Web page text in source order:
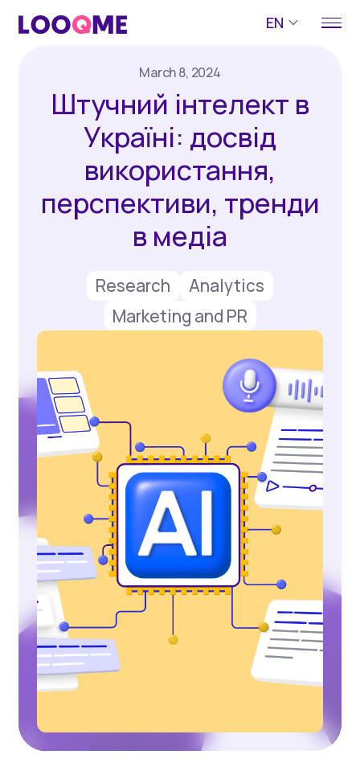
EN
March 8, 2024
Штучний інтелект в
Україні: досвід
використання,
перспективи, тренди
в медіа
Research
Analytics
Marketing and PR